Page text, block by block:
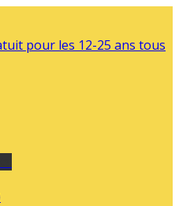
pour les 12-25 ans tous